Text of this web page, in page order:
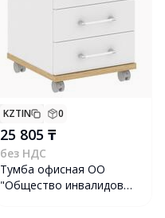
KZTIN 0
25 805 ₸
без НДС
Тумба офисная ОО
"Общество инвалидов